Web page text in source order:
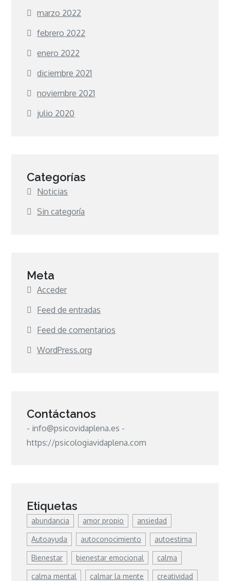
marzo 2022
febrero 2022
enero 2022
diciembre 2021
noviembre 2021
julio 2020
Categorías
Noticias
Sin categoría
Meta
Acceder
Feed de entradas
Feed de comentarios
WordPress.org
Contáctanos
- info@psicovidaplena.es -
https://psicologiavidaplena.com
Etiquetas
abundancia amor propio ansiedad
Autoayuda autoconocimiento autoestima
Bienestar bienestar emocional calma
calma mental calmar la mente creatividad